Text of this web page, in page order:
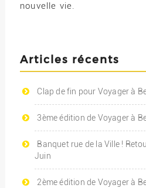
nouvelle vie.
Articles récents
Clap de fin pour Voyager à
3ème édition de Voyager à
Banquet rue de la Ville !
Juin
2ème édition de Voyager à